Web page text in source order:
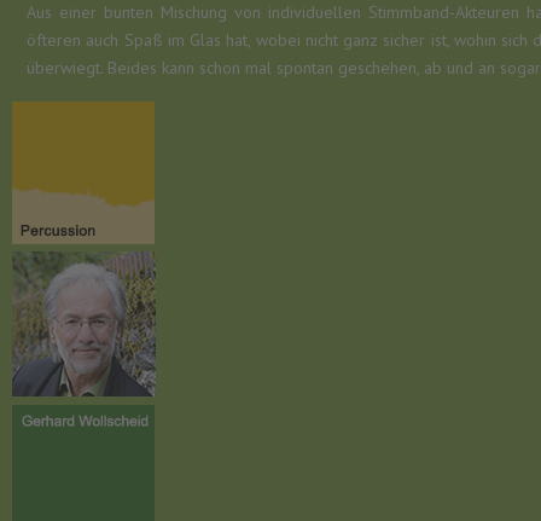
Aus einer bunten Mischung von individuellen Stimmband-Akteuren
öfteren auch Spaß im Glas hat, wobei nicht ganz sicher ist, wohin
überwiegt. Beides kann schon mal spontan geschehen, ab und an